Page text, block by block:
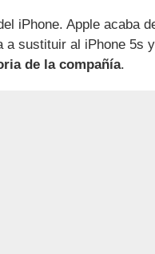
iPhone. Apple acaba
a sustituir al iPhone 5s
de la compañía.